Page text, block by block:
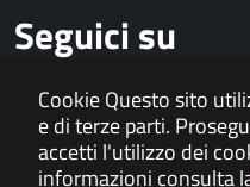
CookieQuesto sito
e di terze parti.
accetti l'utilizzo dei
informazioni consulta
Seguici su
Sedi Comunali